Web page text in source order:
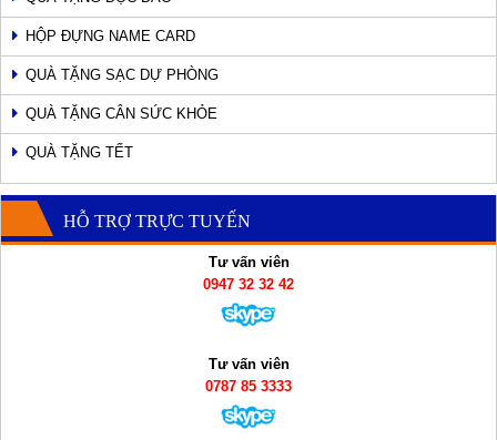
HỘP ĐỰNG NAME CARD
QUÀ TẶNG SẠC DỰ PHÒNG
QUÀ TẶNG CÂN SỨC KHỎE
QUÀ TẶNG TẾT
HỖ TRỢ TRỰC TUYẾN
Tư vấn viên
0947 32 32 42
Tư vấn viên
0787 85 3333